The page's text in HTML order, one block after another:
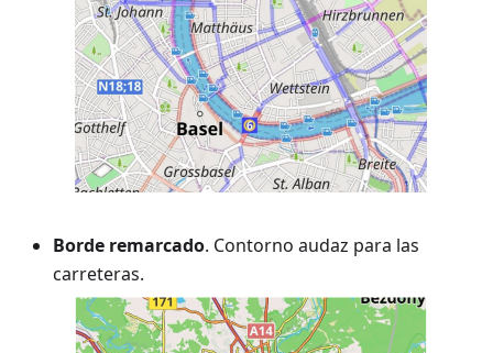
Borde remarcado. Contorno audaz para las
carreteras.